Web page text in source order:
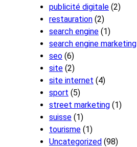
publicité digitale (2)
restauration (2)
search engine (1)
search engine marketing
seo (6)
site (2)
site internet (4)
sport (5)
street marketing (1)
suisse (1)
tourisme (1)
Uncategorized (98)